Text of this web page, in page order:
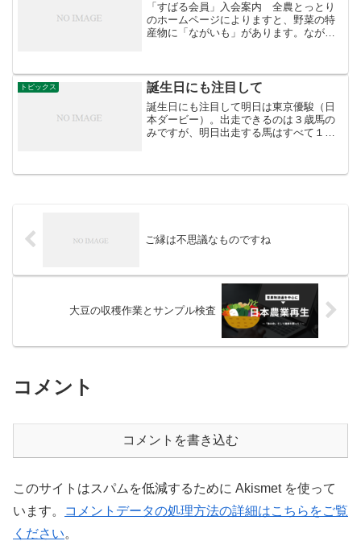
「すばる会員」入会案内 全農とっとり
のホームページによりますと、野菜の特
産物に「ながいも」があります。ながい
さ50cm〜100cmくらいのバット状の「な
がいも」。なが...
トピックス 誕生日にも注目して
誕生日にも注目して明日は東京優駿（日
本ダービー）。出走できるのは３歳馬の
みですが、明日出走する馬はすべて１～
ご縁は不思議なものですね
大豆の収穫作業とサンプル検査
コメント
コメントを書き込む
このサイトはスパムを低減するために Akismet を使って
います。
コメントデータの処理方法の詳細はこちらをご覧
ください。